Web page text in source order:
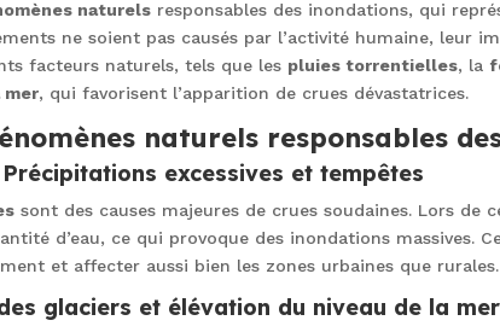
naturels responsables des inondations, qui
ne soient pas causés par l’activité humaine, leur
facteurs naturels, tels que les pluies torrentielles, la
mer, qui favorisent l’apparition de crues dévastatrices.
naturels responsables
Précipitations excessives et tempêtes
sont des causes majeures de crues soudaines. Lors de
d’eau, ce qui provoque des inondations massives.
et affecter aussi bien les zones urbaines que rurales.
glaciers et élévation du niveau de la mer